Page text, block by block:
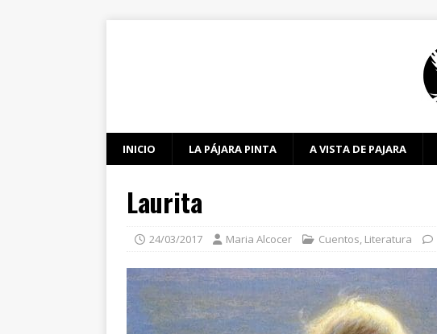
INICIO LA PÁJARA PINTA A VISTA DE PAJARA
Laurita
24/03/2017 Maria Alcocer Cuentos, Literatura